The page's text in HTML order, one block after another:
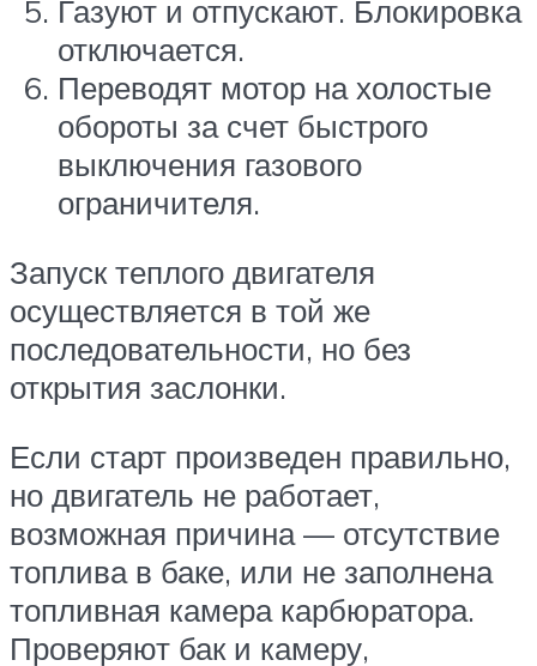
Газуют и отпускают. Блокировка
отключается.
Переводят мотор на холостые
обороты за счет быстрого
выключения газового
ограничителя.
Запуск теплого двигателя
осуществляется в той же
последовательности, но без
открытия заслонки.
Если старт произведен правильно,
но двигатель не работает,
возможная причина — отсутствие
топлива в баке, или не заполнена
топливная камера карбюратора.
Проверяют бак и камеру,